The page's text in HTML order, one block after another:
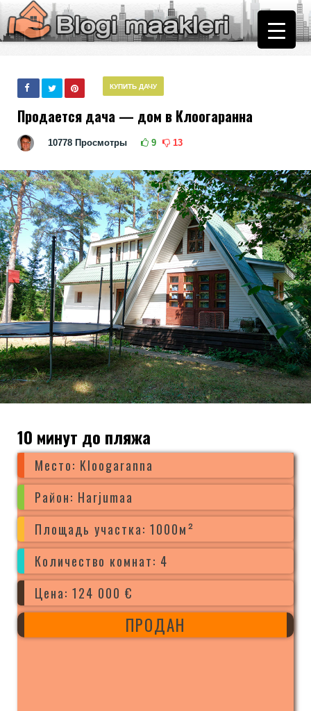
КУПИТЬ ДАЧУ
Продается дача — дом в Клоогаранна
10778 Просмотры 9 13
10 минут до пляжа
Место: Kloogaranna
Район: Harjumaa
Площадь участка: 1000м²
Количество комнат: 4
Цена: 124 000 €
ПРОДАН